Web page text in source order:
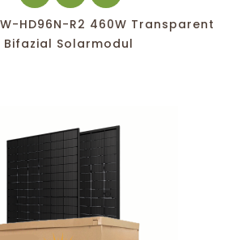
HD96N-R2 460W Transparent
Bifazial Solarmodul